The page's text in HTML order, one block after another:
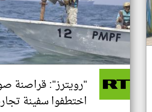
أهم
"رويترز": قراصنة
اختطفوا سفينة